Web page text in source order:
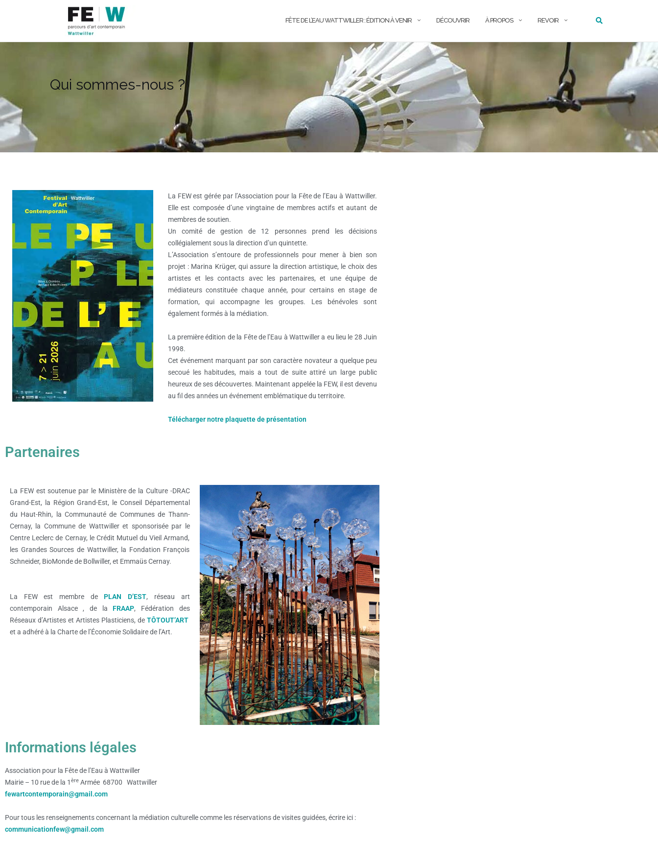
FÊTE DE L’EAU WATTWILLER : ÉDITION À VENIR DÉCOUVRIR À PROPOS REVOIR
Qui sommes-nous ?
La FEW est gérée par l’Association pour la Fête de l’Eau à Wattwiller.
Elle est composée d’une vingtaine de membres actifs et autant de
membres de soutien.
Un comité de gestion de 12 personnes prend les décisions
collégialement sous la direction d’un quintette.
L’Association s’entoure de professionnels pour mener à bien son
projet : Marina Krüger, qui assure la direction artistique, le choix des
artistes et les contacts avec les partenaires, et une équipe de
médiateurs constituée chaque année, pour certains en stage de
formation, qui accompagne les groupes. Les bénévoles sont
également formés à la médiation.
La première édition de la Fête de l’Eau à Wattwiller a eu lieu le 28 Juin
1998.
Cet événement marquant par son caractère novateur a quelque peu
secoué les habitudes, mais a tout de suite attiré un large public
heureux de ses découvertes. Maintenant appelée la FEW, il est devenu
au fil des années un événement emblématique du territoire.
Télécharger notre plaquette de présentation
Partenaires
La FEW est soutenue par le Ministère de la Culture -DRAC
Grand-Est, la Région Grand-Est, le Conseil Départemental
du Haut-Rhin, la Communauté de Communes de Thann-
Cernay, la Commune de Wattwiller et sponsorisée par le
Centre Leclerc de Cernay, le Crédit Mutuel du Vieil Armand,
les Grandes Sources de Wattwiller, la Fondation François
Schneider, BioMonde de Bollwiller, et Emmaüs Cernay.
La FEW est membre de PLAN D’EST, réseau art
contemporain Alsace , de la FRAAP, Fédération des
Réseaux d’Artistes et Artistes Plasticiens, de TÔTOUT’ART
et a adhéré à la Charte de l’Économie Solidaire de l’Art.
Informations légales
Association pour la Fête de l’Eau à Wattwiller
Mairie – 10 rue de la 1 ère Armée 68700 Wattwiller
fewartcontemporain@gmail.com
Pour tous les renseignements concernant la médiation culturelle comme les réservations de visites guidées, écrire ici :
communicationfew@gmail.com